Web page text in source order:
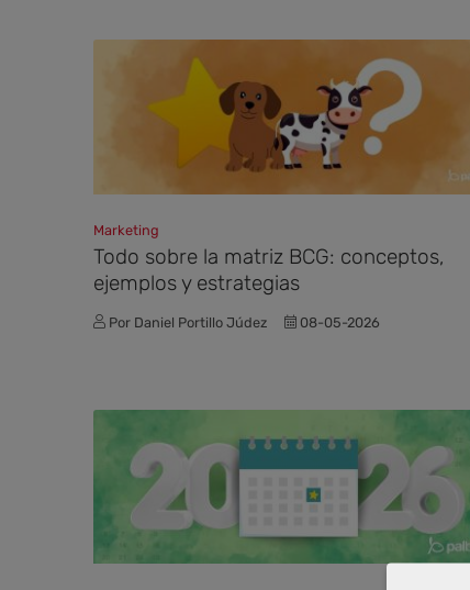
Marketing
Todo sobre la matriz BCG: conceptos,
ejemplos y estrategias
Por Daniel Portillo Júdez 08-05-2026